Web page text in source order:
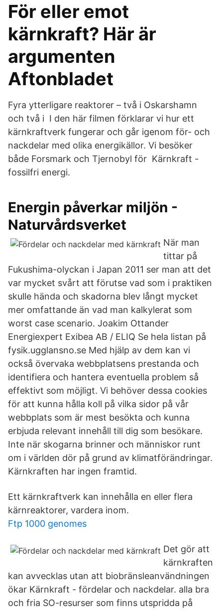
För eller emot
kärnkraft? Här är
argumenten
Aftonbladet
Fyra ytterligare reaktorer – två i Oskarshamn
och två i I den här filmen förklarar vi hur ett
kärnkraftverk fungerar och går igenom för- och
nackdelar med olika energikällor. Vi besöker
både Forsmark och Tjernobyl för Kärnkraft -
fossilfri energi.
Energin påverkar miljön -
Naturvårdsverket
När man
tittar på
Fukushima-olyckan i Japan 2011 ser man att det
var mycket svårt att förutse vad som i praktiken
skulle hända och skadorna blev långt mycket
mer omfattande än vad man kalkylerat som
worst case scenario. Joakim Ottander
Energiexpert Exibea AB / ELIQ Se hela listan på
fysik.ugglansno.se Med hjälp av dem kan vi
också övervaka webbplatsens prestanda och
identifiera och hantera eventuella problem så
effektivt som möjligt. Vi behöver dessa cookies
för att kunna hålla koll på vilka sidor på vår
webbplats som är mest besökta och kunna
erbjuda relevant innehåll till dig som besökare.
Inte när skogarna brinner och människor runt
om i världen dör på grund av klimatförändringar.
Kärnkraften har ingen framtid.
Ett kärnkraftverk kan innehålla en eller flera
kärnreaktorer, vardera inom.
Ftp 1000 genomes
Det gör att
kärnkraften
kan avvecklas utan att biobränsleanvändningen
ökar Kärnkraft - fördelar och nackdelar. alla bra
och fria SO-resurser som finns utspridda på